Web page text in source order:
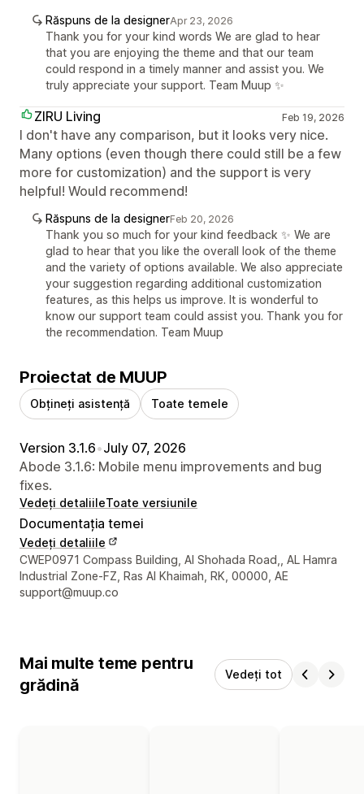
Răspuns de la designerApr 23, 2026
Thank you for your kind words We are glad to hear
that you are enjoying the theme and that our team
could respond in a timely manner and assist you. We
truly appreciate your support. Team Muup ✨
ZIRU Living Feb 19, 2026
I don't have any comparison, but it looks very nice.
Many options (even though there could still be a few
more for customization) and the support is very
helpful! Would recommend!
Răspuns de la designerFeb 20, 2026
Thank you so much for your kind feedback ✨ We are
glad to hear that you like the overall look of the theme
and the variety of options available. We also appreciate
your suggestion regarding additional customization
features, as this helps us improve. It is wonderful to
know our support team could assist you. Thank you for
the recommendation. Team Muup
Proiectat de MUUP
Obțineți asistență Toate temele
Version 3.1.6•July 07, 2026
Abode 3.1.6: Mobile menu improvements and bug
fixes.
Vedeți detaliileToate versiunile
Documentația temei
Vedeți detaliile
Detaliile de contact ale designerului
CWEP0971 Compass Building, Al Shohada Road,, AL Hamra
Industrial Zone-FZ, Ras Al Khaimah, RK, 00000, AE
support@muup.co
Mai multe teme pentru
grădină
Vedeți tot